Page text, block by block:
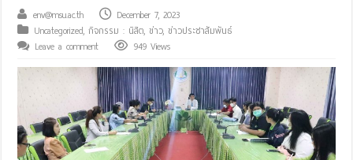
env@msu.ac.th
December 7, 2023
Uncategorized,กิจกรรม : นิสิต,ข่าว,ข่าวประชาสัมพันธ์
Leave a comment
949 Views